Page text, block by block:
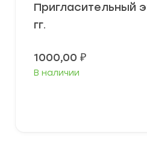
Пригласительный
гг.
1000,00 ₽
В наличии